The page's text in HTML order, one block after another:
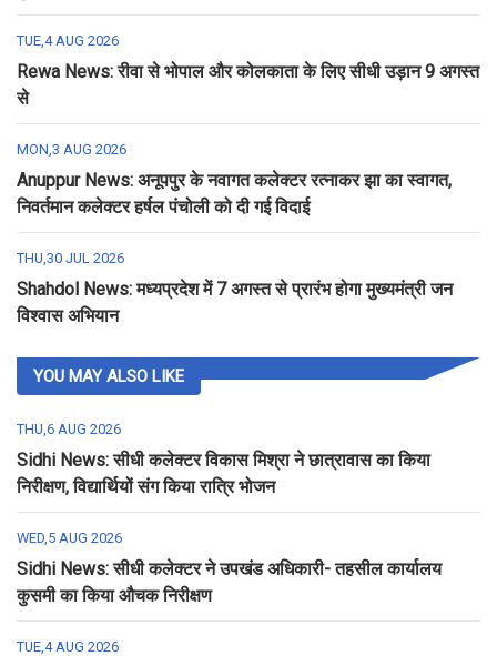
TUE,4 AUG 2026
Rewa News: रीवा से भोपाल और कोलकाता के लिए सीधी उड़ान 9 अगस्त
से
MON,3 AUG 2026
Anuppur News: अनूपपुर के नवागत कलेक्टर रत्नाकर झा का स्वागत,
निवर्तमान कलेक्टर हर्षल पंचोली को दी गई विदाई
THU,30 JUL 2026
Shahdol News: मध्यप्रदेश में 7 अगस्त से प्रारंभ होगा मुख्यमंत्री जन
विश्वास अभियान
YOU MAY ALSO LIKE
THU,6 AUG 2026
Sidhi News: सीधी कलेक्टर विकास मिश्रा ने छात्रावास का किया
निरीक्षण, विद्यार्थियों संग किया रात्रि भोजन
WED,5 AUG 2026
Sidhi News: सीधी कलेक्टर ने उपखंड अधिकारी- तहसील कार्यालय
कुसमी का किया औचक निरीक्षण
TUE,4 AUG 2026